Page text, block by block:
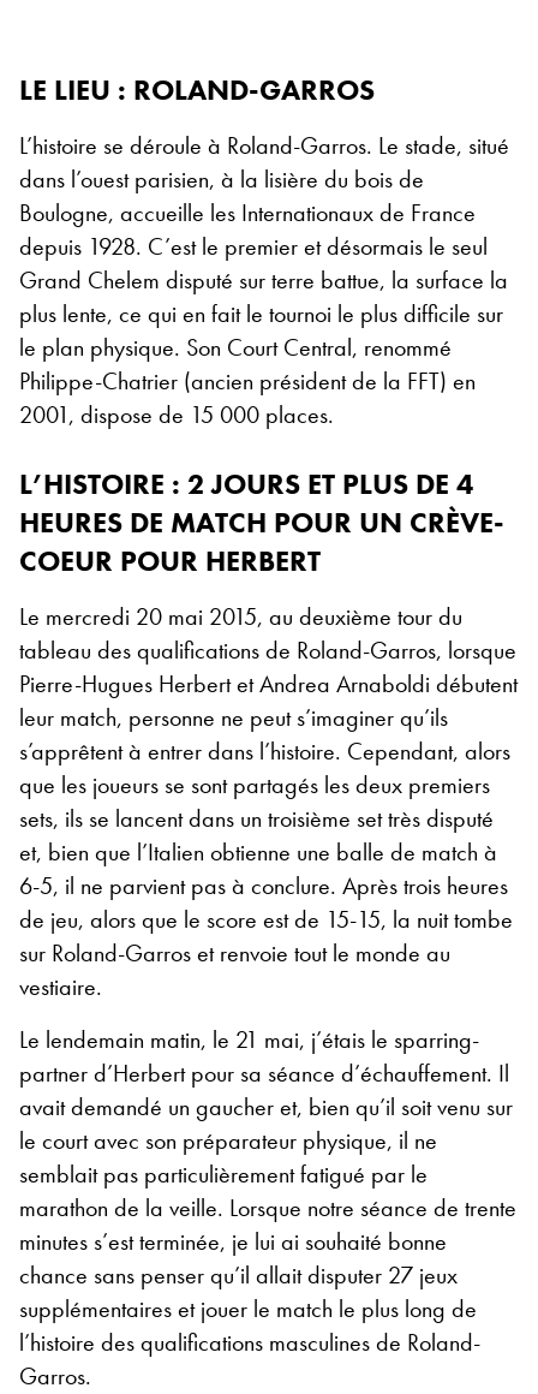
LE LIEU : ROLAND-GARROS
L’histoire se déroule à Roland-Garros. Le stade, situé
dans l’ouest parisien, à la lisière du bois de
Boulogne, accueille les Internationaux de France
depuis 1928. C’est le premier et désormais le seul
Grand Chelem disputé sur terre battue, la surface la
plus lente, ce qui en fait le tournoi le plus difficile sur
le plan physique. Son Court Central, renommé
Philippe-Chatrier (ancien président de la FFT) en
2001, dispose de 15 000 places.
L’HISTOIRE : 2 JOURS ET PLUS DE 4
HEURES DE MATCH POUR UN CRÈVE-
COEUR POUR HERBERT
Le mercredi 20 mai 2015, au deuxième tour du
tableau des qualifications de Roland-Garros, lorsque
Pierre-Hugues Herbert et Andrea Arnaboldi débutent
leur match, personne ne peut s’imaginer qu’ils
s’apprêtent à entrer dans l’histoire. Cependant, alors
que les joueurs se sont partagés les deux premiers
sets, ils se lancent dans un troisième set très disputé
et, bien que l’Italien obtienne une balle de match à
6-5, il ne parvient pas à conclure. Après trois heures
de jeu, alors que le score est de 15-15, la nuit tombe
sur Roland-Garros et renvoie tout le monde au
vestiaire.
Le lendemain matin, le 21 mai, j’étais le sparring-
partner d’Herbert pour sa séance d’échauffement. Il
avait demandé un gaucher et, bien qu’il soit venu sur
le court avec son préparateur physique, il ne
semblait pas particulièrement fatigué par le
marathon de la veille. Lorsque notre séance de trente
minutes s’est terminée, je lui ai souhaité bonne
chance sans penser qu’il allait disputer 27 jeux
supplémentaires et jouer le match le plus long de
l’histoire des qualifications masculines de Roland-
Garros.